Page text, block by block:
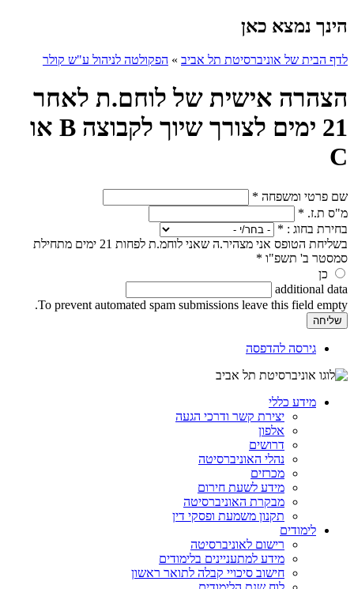
הינך נמצא כאן
לדף הבית של אוניברסיטת תל אביב » הפקולטה לניהול ע"ש קולר
הצהרה אישית של לוחם.ת לאחר
21 ימים לצורך שיוך לקבוצה B או
C
שם פרטי ומשפחה *
מ"ס ת.ז. *
בחירת בחוג : *
בשליחת הטופס אני מצהיר.ה שאני לוחמ.ת לפחות 21 ימים מתחילת
סמסטר ב' תשפ"ו *
כן
additional data
To prevent automated spam submissions leave this field empty.
גירסה להדפסה
מידע כללי
יצירת קשר ודרכי הגעה
אלפון
דרושים
נהלי האוניברסיטה
מכרזים
מידע לשעת חירום
מבקרת האוניברסיטה
תקנון משמעת ופסקי דין
לימודים
רישום לאוניברסיטה
מידע למתעניינים בלימודים
חישוב סיכויי קבלה לתואר ראשון